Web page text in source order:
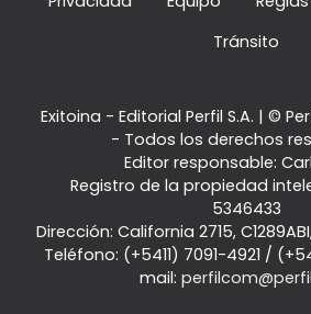
Tránsito
Exitoina - Editorial Perfil S.A. | ©
- Todos los derechos
Editor responsable:
Registro de la propiedad
5346433
Dirección: California 2715, C1289ABI
Teléfono: (+5411) 7091-4921 /
mail: